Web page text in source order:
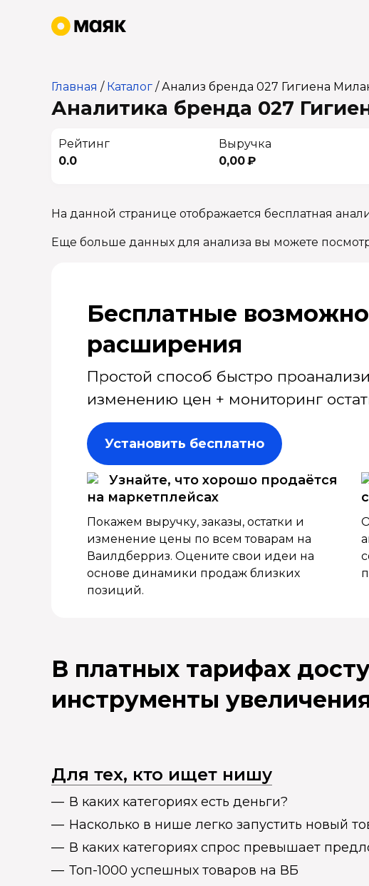
Главная / Каталог /Анализ бренда 027 Гигиена
Аналитика бренда 027
Рейтинг
0.0
Выручка
0,00 ₽
На данной странице отображается бесплатная
Еще больше данных для анализа вы можете
Бесплатные
расширения
Простой способ быстро
изменению цен + мониторинг
Установить бесплатно
Узнайте, что хорошо продаётся
на маркетплейсах
Покажем выручку, заказы, остатки и
изменение цены по всем товарам на
Ваилдберриз. Оцените свои идеи на
основе динамики продаж близких
позиций.
В платных тарифах
инструменты
Для тех, кто ищет нишу
В каких категориях есть деньги?
Насколько в нише легко запустить новый
В каких категориях спрос превышает
Топ-1000 успешных товаров на ВБ